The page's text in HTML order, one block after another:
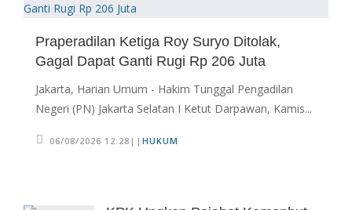
KPK Ungkap Pejabat Kemenhut
Dari Bupati Kuansing
05/08/2026 20:37 WIB || HUKUM
Geger! Nama Prabowo Diduga Dicatut
Dalam Makalah MBG Untuk Dapat
Praperadilan Ketiga Roy Suryo Ditolak,
Gagal Dapat Ganti Rugi Rp 206 Juta
Jakarta, Harian Umum - Hakim Tunggal Pengadilan
Negeri (PN) Jakarta Selatan I Ketut Darpawan, Kamis...
06/08/2026 12:28|| HUKUM